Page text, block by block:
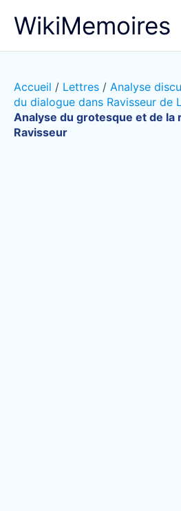
WikiMemoires
Accueil / Lettres / Analyse
du dialogue dans Ravisseur de
Analyse du grotesque et de la
Ravisseur